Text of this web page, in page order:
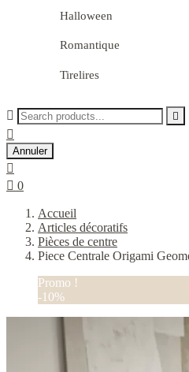
Halloween
Romantique
Tirelires
 

Annuler

 0
Accueil
Articles décoratifs
Pièces de centre
Piece Centrale Origami
Promo !
-10%